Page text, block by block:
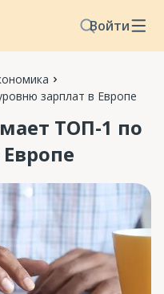
Войти
зарплат в Европе
ТОП-1 по